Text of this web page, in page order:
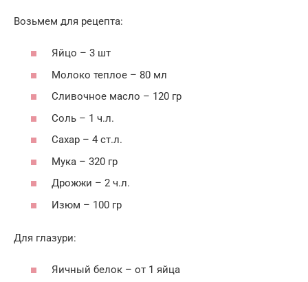
Возьмем для рецепта:
Яйцо – 3 шт
Молоко теплое – 80 мл
Сливочное масло – 120 гр
Соль – 1 ч.л.
Сахар – 4 ст.л.
Мука – 320 гр
Дрожжи – 2 ч.л.
Изюм – 100 гр
Для глазури:
Яичный белок – от 1 яйца